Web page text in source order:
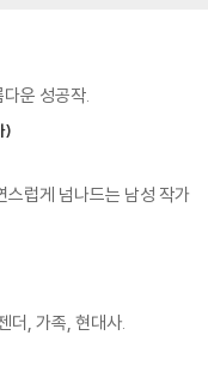
. 그녀는 그 단어를 뚫어
지도록 세게 잡아당긴다.
았다. 그건 바로 생물학
이들이 ‘완벽한 미국 시
국인의 이상이 제시하는
에 오를 때, 이주는 그들
, 새로운 주체로 자신을
는 친남매라는 과거를 지
사랑에 빠진다는 연극을
의 기준과 범주에 맞출 것
운 성공작.
)
럽게 넘나드는 남성 작가
더, 가족, 현대사.